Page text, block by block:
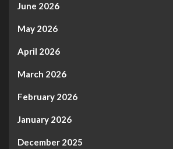
June 2026
May 2026
April 2026
March 2026
February 2026
January 2026
December 2025